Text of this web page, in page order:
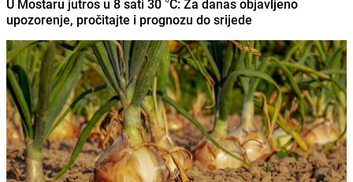
U Mostaru jutros u 8 sati 30 °C: Za danas objavljeno
upozorenje, pročitajte i prognozu do srijede